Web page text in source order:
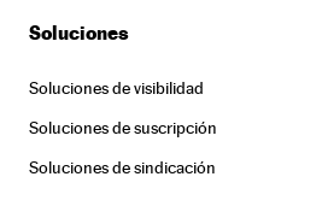
Soluciones
Soluciones de visibilidad
Soluciones de suscripción
Soluciones de sindicación